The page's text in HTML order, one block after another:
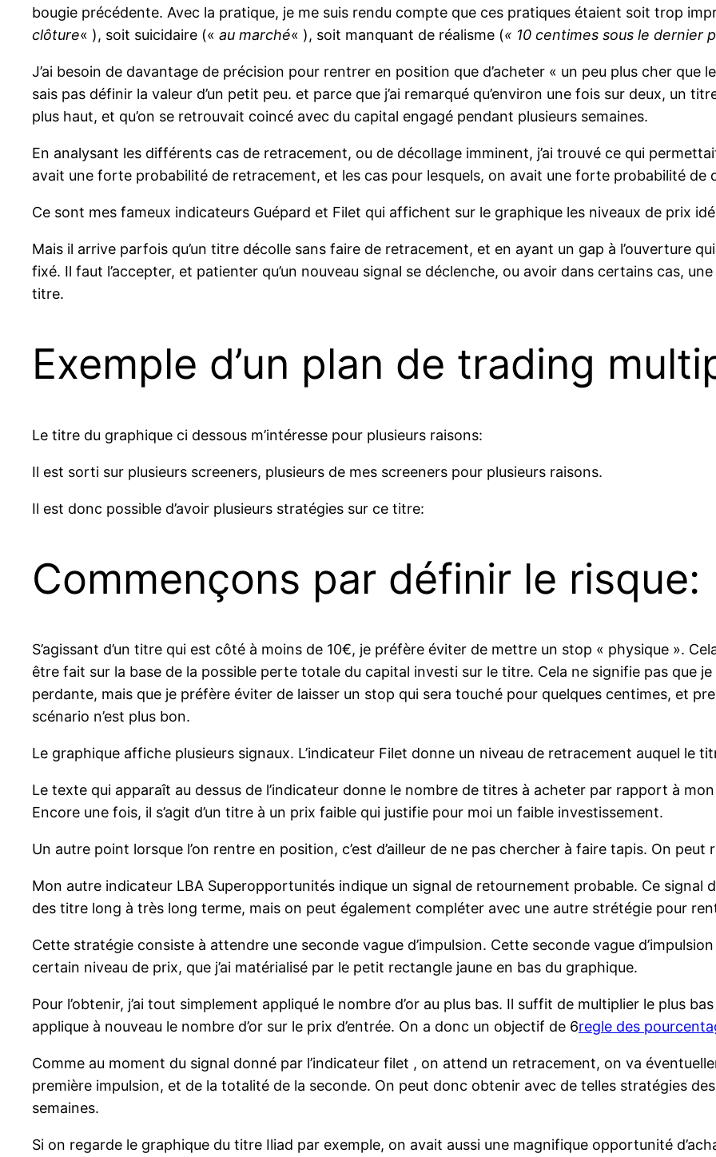
bougie précédente. Avec la pratique, je me suis rendu compte que ces pratiques étaient soit trop
clôture« ), soit suicidaire (« au marché« ), soit manquant de réalisme (« 10 centimes sous le dernier
J’ai besoin de davantage de précision pour rentrer en position que d’acheter « un peu plus cher que
sais pas définir la valeur d’un petit peu. et parce que j’ai remarqué qu’environ une fois sur deux, un
plus haut, et qu’on se retrouvait coincé avec du capital engagé pendant plusieurs semaines.
En analysant les différents cas de retracement, ou de décollage imminent, j’ai trouvé ce qui
avait une forte probabilité de retracement, et les cas pour lesquels, on avait une forte probabilité de
Ce sont mes fameux indicateurs Guépard et Filet qui affichent sur le graphique les niveaux de prix
Mais il arrive parfois qu’un titre décolle sans faire de retracement, et en ayant un gap à l’ouverture
fixé. Il faut l’accepter, et patienter qu’un nouveau signal se déclenche, ou avoir dans certains cas,
titre.
Exemple d’un plan de trading
Le titre du graphique ci dessous m’intéresse pour plusieurs raisons:
Il est sorti sur plusieurs screeners, plusieurs de mes screeners pour plusieurs raisons.
Il est donc possible d’avoir plusieurs stratégies sur ce titre:
Commençons par définir le risque:
S’agissant d’un titre qui est côté à moins de 10€, je préfère éviter de mettre un stop « physique ».
être fait sur la base de la possible perte totale du capital investi sur le titre. Cela ne signifie pas que
perdante, mais que je préfère éviter de laisser un stop qui sera touché pour quelques centimes, et
scénario n’est plus bon.
Le graphique affiche plusieurs signaux. L’indicateur Filet donne un niveau de retracement auquel le
Le texte qui apparaît au dessus de l’indicateur donne le nombre de titres à acheter par rapport à
Encore une fois, il s’agit d’un titre à un prix faible qui justifie pour moi un faible investissement.
Un autre point lorsque l’on rentre en position, c’est d’ailleur de ne pas chercher à faire tapis. On
Mon autre indicateur LBA Superopportunités indique un signal de retournement probable. Ce signal
des titre long à très long terme, mais on peut également compléter avec une autre strétégie pour
Cette stratégie consiste à attendre une seconde vague d’impulsion. Cette seconde vague
certain niveau de prix, que j’ai matérialisé par le petit rectangle jaune en bas du graphique.
Pour l’obtenir, j’ai tout simplement appliqué le nombre d’or au plus bas. Il suffit de multiplier le plus
applique à nouveau le nombre d’or sur le prix d’entrée. On a donc un objectif de 6regle des
Comme au moment du signal donné par l’indicateur filet , on attend un retracement, on va
première impulsion, et de la totalité de la seconde. On peut donc obtenir avec de telles stratégies
semaines.
Si on regarde le graphique du titre Iliad par exemple, on avait aussi une magnifique opportunité